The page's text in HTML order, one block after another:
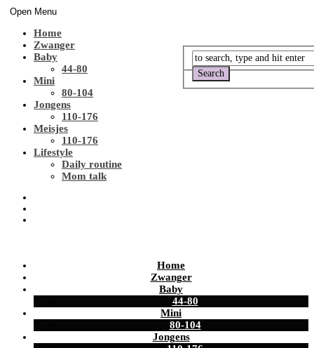
Open Menu
Home
Zwanger
Baby
44-80
Mini
80-104
Jongens
110-176
Meisjes
110-176
Lifestyle
Daily routine
Mom talk
Home
Zwanger
Baby
44-80
Mini
80-104
Jongens